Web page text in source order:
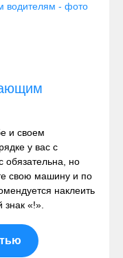
и своем
у вас с
обязательна, но
свою машину и по
наклеить
знак «!».